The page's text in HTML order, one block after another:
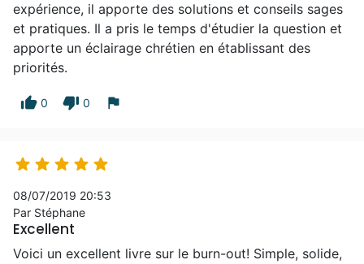
expérience, il apporte des solutions et conseils sages
et pratiques. Il a pris le temps d'étudier la question et
apporte un éclairage chrétien en établissant des
priorités.
thumb_up 0 thumb_down 0 flag
    
08/07/2019 20:53
Par Stéphane
Excellent
Voici un excellent livre sur le burn-out! Simple, solide,